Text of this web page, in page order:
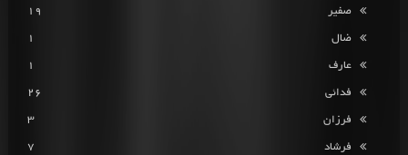
صفیر 19
ضال 1
عارف 1
فدائی 26
فرزان 3
فرشاد 7